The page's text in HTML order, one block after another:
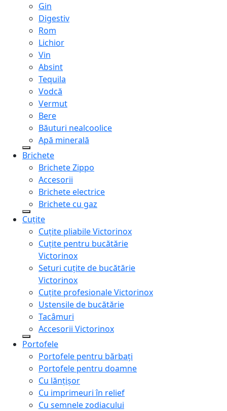
Gin
Digestiv
Rom
Lichior
Vin
Absint
Tequila
Vodcă
Vermut
Bere
Băuturi nealcoolice
Apă minerală
Brichete
Brichete Zippo
Accesorii
Brichete electrice
Brichete cu gaz
Cuțite
Cuțite pliabile Victorinox
Cuțite pentru bucătărie
Victorinox
Seturi cuțite de bucătărie
Victorinox
Cuțite profesionale Victorinox
Ustensile de bucătărie
Tacâmuri
Accesorii Victorinox
Portofele
Portofele pentru bărbați
Portofele pentru doamne
Cu lănțișor
Cu imprimeuri în relief
Cu semnele zodiacului